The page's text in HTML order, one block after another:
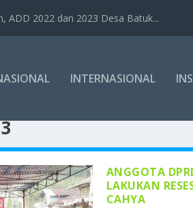
ADD 2022 dan 2023 Desa Batuk...
INTERNASIONAL
ANGGOTA
LAKUKAN
CAHYA